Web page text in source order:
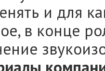
и для
в конце